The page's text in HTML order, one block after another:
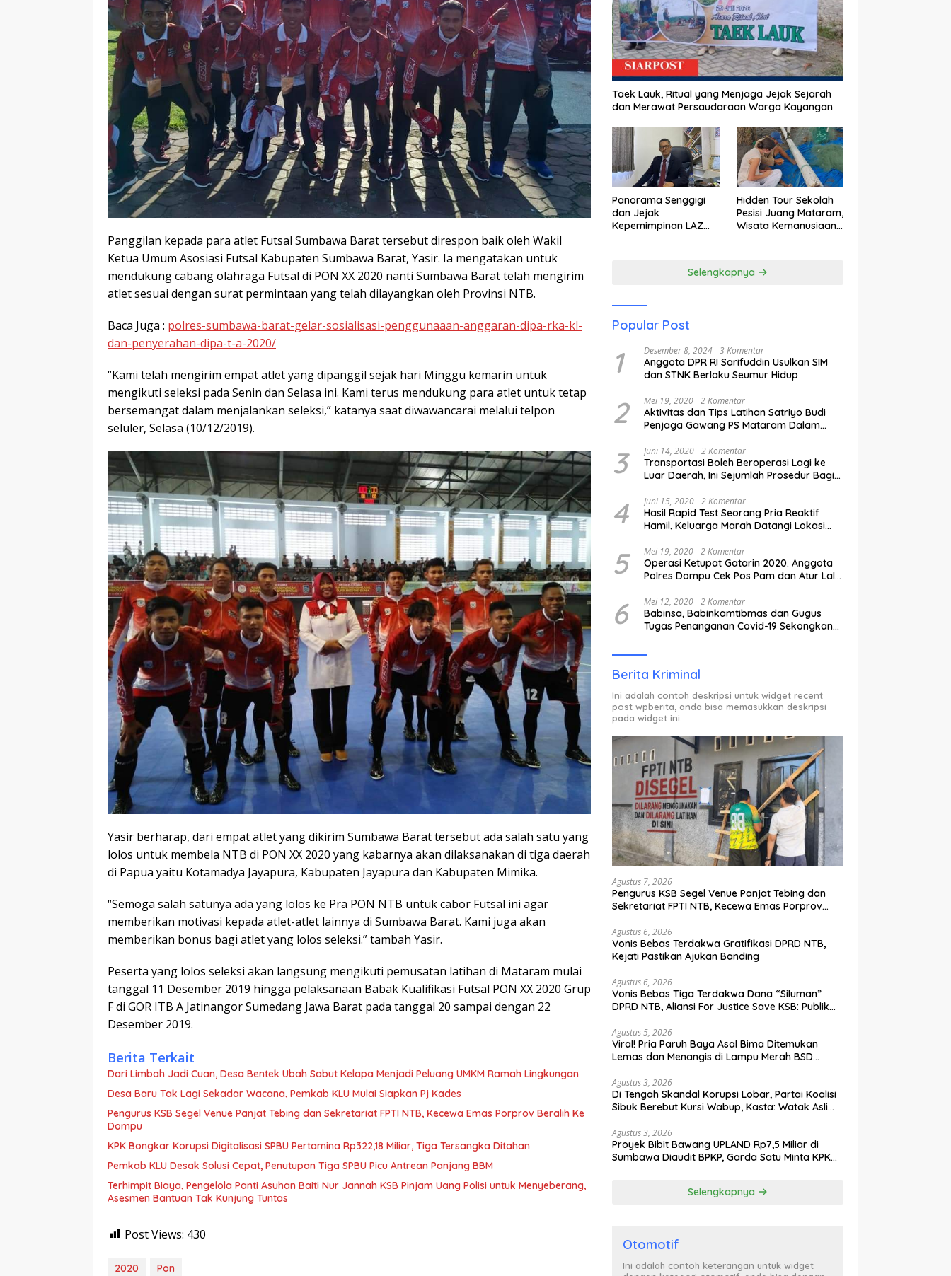
Panggilan kepada para atlet Futsal Sumbawa Barat tersebut direspon baik oleh Wakil
Ketua Umum Asosiasi Futsal Kabupaten Sumbawa Barat, Yasir. Ia mengatakan untuk
mendukung cabang olahraga Futsal di PON XX 2020 nanti Sumbawa Barat telah mengirim
atlet sesuai dengan surat permintaan yang telah dilayangkan oleh Provinsi NTB.
Baca Juga : polres-sumbawa-barat-gelar-sosialisasi-penggunaaan-anggaran-dipa-rka-kl-
dan-penyerahan-dipa-t-a-2020/
“Kami telah mengirim empat atlet yang dipanggil sejak hari Minggu kemarin untuk
mengikuti seleksi pada Senin dan Selasa ini. Kami terus mendukung para atlet untuk tetap
bersemangat dalam menjalankan seleksi,” katanya saat diwawancarai melalui telpon
seluler, Selasa (10/12/2019).
Yasir berharap, dari empat atlet yang dikirim Sumbawa Barat tersebut ada salah satu yang
lolos untuk membela NTB di PON XX 2020 yang kabarnya akan dilaksanakan di tiga daerah
di Papua yaitu Kotamadya Jayapura, Kabupaten Jayapura dan Kabupaten Mimika.
“Semoga salah satunya ada yang lolos ke Pra PON NTB untuk cabor Futsal ini agar
memberikan motivasi kepada atlet-atlet lainnya di Sumbawa Barat. Kami juga akan
memberikan bonus bagi atlet yang lolos seleksi.” tambah Yasir.
Peserta yang lolos seleksi akan langsung mengikuti pemusatan latihan di Mataram mulai
tanggal 11 Desember 2019 hingga pelaksanaan Babak Kualifikasi Futsal PON XX 2020 Grup
F di GOR ITB A Jatinangor Sumedang Jawa Barat pada tanggal 20 sampai dengan 22
Desember 2019.
Berita Terkait
Dari Limbah Jadi Cuan, Desa Bentek Ubah Sabut Kelapa Menjadi Peluang UMKM Ramah Lingkungan
Desa Baru Tak Lagi Sekadar Wacana, Pemkab KLU Mulai Siapkan Pj Kades
Pengurus KSB Segel Venue Panjat Tebing dan Sekretariat FPTI NTB, Kecewa Emas Porprov Beralih Ke
Dompu
KPK Bongkar Korupsi Digitalisasi SPBU Pertamina Rp322,18 Miliar, Tiga Tersangka Ditahan
Pemkab KLU Desak Solusi Cepat, Penutupan Tiga SPBU Picu Antrean Panjang BBM
Terhimpit Biaya, Pengelola Panti Asuhan Baiti Nur Jannah KSB Pinjam Uang Polisi untuk Menyeberang,
Asesmen Bantuan Tak Kunjung Tuntas
Post Views: 430
2020 Pon
Taek Lauk, Ritual yang Menjaga Jejak Sejarah
dan Merawat Persaudaraan Warga Kayangan
Panorama Senggigi
dan Jejak
Kepemimpinan LAZ
Hidden Tour Sekolah
Pesisi Juang Mataram,
Wisata Kemanusiaan
Selengkapnya
Popular Post
1 Desember 8, 2024 3 Komentar
Anggota DPR RI Sarifuddin Usulkan SIM
dan STNK Berlaku Seumur Hidup
2 Mei 19, 2020 2 Komentar
Aktivitas dan Tips Latihan Satriyo Budi
Penjaga Gawang PS Mataram Dalam
3 Juni 14, 2020 2 Komentar
Transportasi Boleh Beroperasi Lagi ke
Luar Daerah, Ini Sejumlah Prosedur Bagi
4 Juni 15, 2020 2 Komentar
Hasil Rapid Test Seorang Pria Reaktif
Hamil, Keluarga Marah Datangi Lokasi
5 Mei 19, 2020 2 Komentar
Operasi Ketupat Gatarin 2020. Anggota
Polres Dompu Cek Pos Pam dan Atur Lalu
6 Mei 12, 2020 2 Komentar
Babinsa, Babinkamtibmas dan Gugus
Tugas Penanganan Covid-19 Sekongkang
ODP.
Berita Kriminal
Ini adalah contoh deskripsi untuk widget recent
post wpberita, anda bisa memasukkan deskripsi
pada widget ini.
Agustus 7, 2026
Pengurus KSB Segel Venue Panjat Tebing dan
Sekretariat FPTI NTB, Kecewa Emas Porprov
Agustus 6, 2026
Vonis Bebas Terdakwa Gratifikasi DPRD NTB,
Kejati Pastikan Ajukan Banding
Agustus 6, 2026
Vonis Bebas Tiga Terdakwa Dana “Siluman”
DPRD NTB, Aliansi For Justice Save KSB: Publik
Agustus 5, 2026
Viral! Pria Paruh Baya Asal Bima Ditemukan
Lemas dan Menangis di Lampu Merah BSD
Agustus 3, 2026
Di Tengah Skandal Korupsi Lobar, Partai Koalisi
Sibuk Berebut Kursi Wabup, Kasta: Watak Asli
Agustus 3, 2026
Proyek Bibit Bawang UPLAND Rp7,5 Miliar di
Sumbawa Diaudit BPKP, Garda Satu Minta KPK
Selengkapnya
Otomotif
Ini adalah contoh keterangan untuk widget